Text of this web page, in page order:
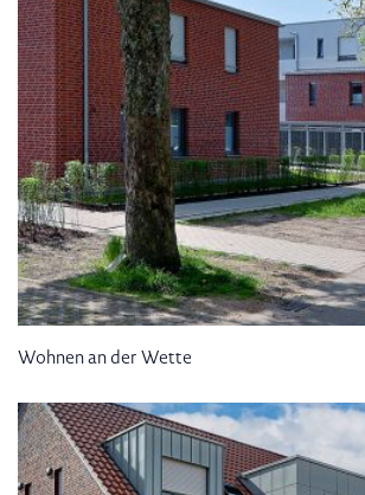
Wohnen an der Wette